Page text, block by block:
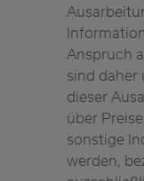
Anspruch
sind daher
dieser
über
sonstige
werden,